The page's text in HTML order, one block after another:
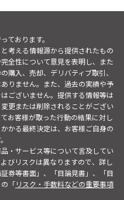
ております。
考える情報源から提供されたもの
全性について意見を表明し、また
購入、売却、デリバティブ取引、
りません。また、過去の実績や予
ございません。提供する情報等は
更または削除されることがござい
お客様が取った行動の結果に対し
かる最終決定は、お客様ご自身の
・サービス等について言及してい
びリスクは異なりますので、詳し
券等書面」、「目論見書」、「目
「リスク・手数料などの重要事項